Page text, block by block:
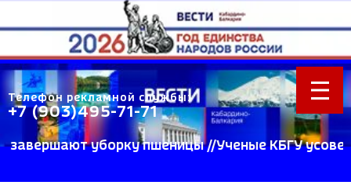
Телефон рекламной службы:
+7 (903)495-71-71
уборку пшеницы //Ученые КБГУ